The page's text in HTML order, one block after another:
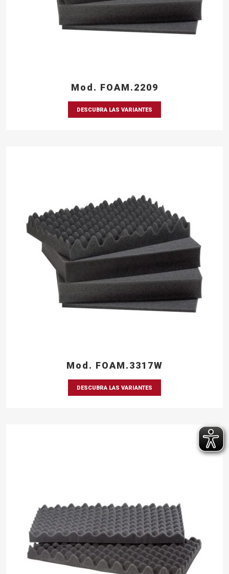
Mod. FOAM.2209
DESCUBRA LAS VARIANTES
Mod. FOAM.3317W
DESCUBRA LAS VARIANTES